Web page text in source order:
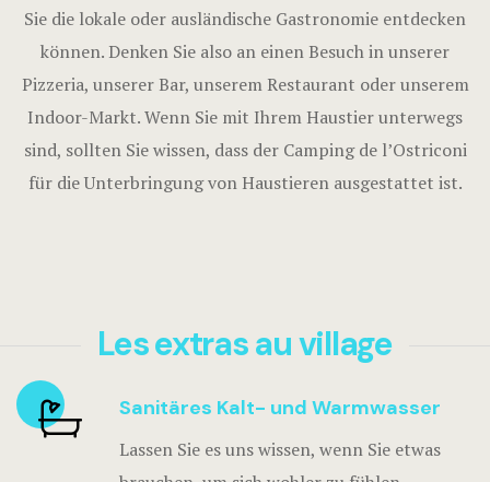
Sie die lokale oder ausländische Gastronomie entdecken
können. Denken Sie also an einen Besuch in unserer
Pizzeria, unserer Bar, unserem Restaurant oder unserem
Indoor-Markt. Wenn Sie mit Ihrem Haustier unterwegs
sind, sollten Sie wissen, dass der Camping de l’Ostriconi
für die Unterbringung von Haustieren ausgestattet ist.
Les extras au village
Sanitäres Kalt- und Warmwasser
Lassen Sie es uns wissen, wenn Sie etwas